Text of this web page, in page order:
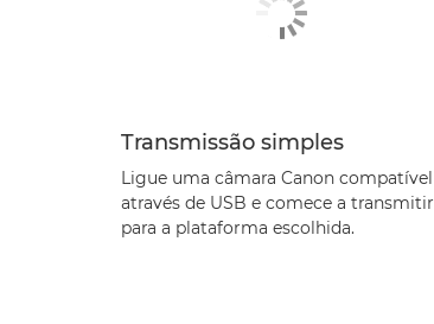
Transmissão simples
Ligue uma câmara Canon compatível
através de USB e comece a transmitir
para a plataforma escolhida.